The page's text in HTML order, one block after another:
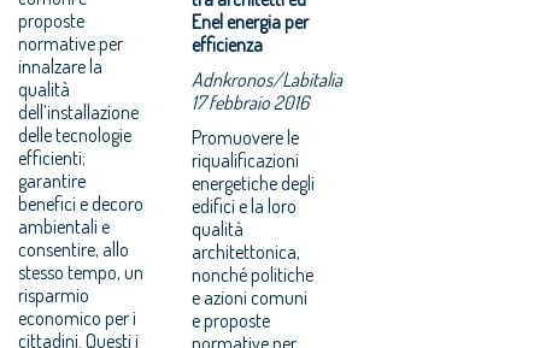
proposte
normative per
innalzare la
qualità
dell’installazione
delle tecnologie
efficienti;
garantire
benefici e decoro
ambientali e
consentire, allo
stesso tempo, un
risparmio
economico per i
cittadini. Questi i
Enel energia per
efficienza
Adnkronos/Labitalia
17 febbraio 2016
Promuovere le
riqualificazioni
energetiche degli
edifici e la loro
qualità
architettonica,
nonché politiche
e azioni comuni
e proposte
normative per